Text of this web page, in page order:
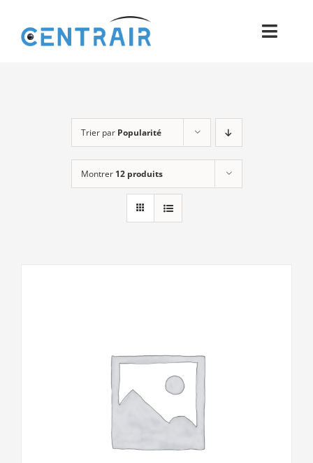
contenu
Moyens
Pièces
Process
Trier par Popularité
Montrer 12 produits